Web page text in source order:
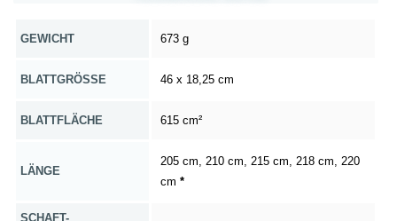
GEWICHT 673 g
BLATTGRÖSSE 46 x 18,25 cm
BLATTFLÄCHE 615 cm²
LÄNGE
205 cm, 210 cm, 215 cm, 218 cm, 220
cm *
SCHAFT-